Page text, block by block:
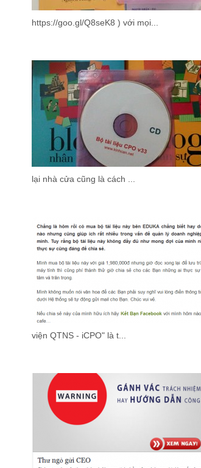
https://goo.gl/Q8seK8 ) với mọi...
lại nhà cửa cũng là cách ...
viện QTNS - iCPO" là t...